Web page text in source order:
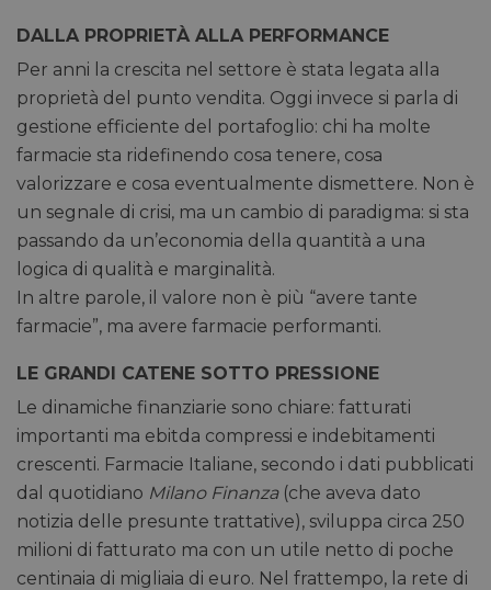
DALLA PROPRIETÀ ALLA PERFORMANCE
Per anni la crescita nel settore è stata legata alla
proprietà del punto vendita. Oggi invece si parla di
gestione efficiente del portafoglio: chi ha molte
farmacie sta ridefinendo cosa tenere, cosa
valorizzare e cosa eventualmente dismettere. Non è
un segnale di crisi, ma un cambio di paradigma: si sta
passando da un’economia della quantità a una
logica di qualità e marginalità.
In altre parole, il valore non è più “avere tante
farmacie”, ma avere farmacie performanti.
LE GRANDI CATENE SOTTO PRESSIONE
Le dinamiche finanziarie sono chiare: fatturati
importanti ma ebitda compressi e indebitamenti
crescenti. Farmacie Italiane, secondo i dati pubblicati
dal quotidiano Milano Finanza(che aveva dato
notizia delle presunte trattative), sviluppa circa 250
milioni di fatturato ma con un utile netto di poche
centinaia di migliaia di euro. Nel frattempo, la rete di